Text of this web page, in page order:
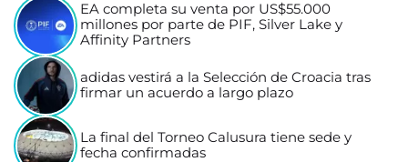
EA completa su venta por US$55.000
millones por parte de PIF, Silver Lake y
Affinity Partners
adidas vestirá a la Selección de Croacia tras
firmar un acuerdo a largo plazo
La final del Torneo Calusura tiene sede y
fecha confirmadas